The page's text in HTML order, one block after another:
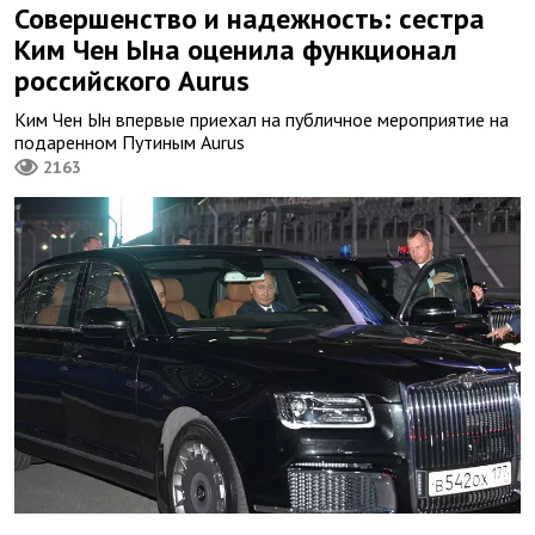
Совершенство и надежность: сестра
Ким Чен Ына оценила функционал
российского Aurus
Ким Чен Ын впервые приехал на публичное мероприятие на
подаренном Путиным Aurus
2163